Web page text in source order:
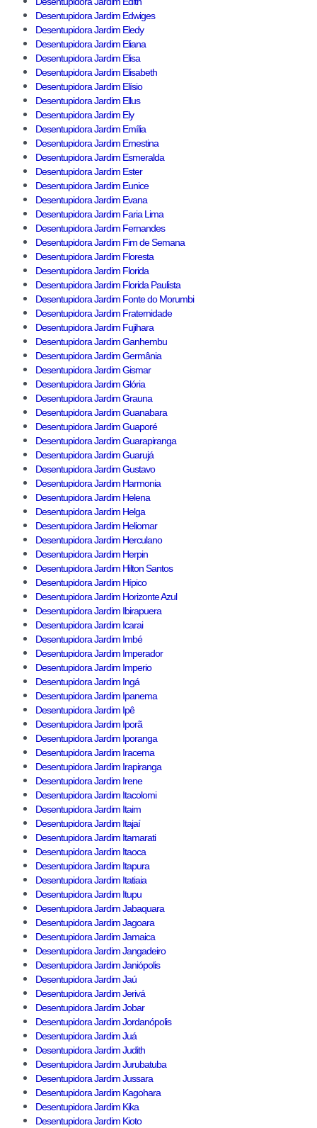
Desentupidora Jardim Edwiges
Desentupidora Jardim Eledy
Desentupidora Jardim Eliana
Desentupidora Jardim Elisa
Desentupidora Jardim Elisabeth
Desentupidora Jardim Elísio
Desentupidora Jardim Ellus
Desentupidora Jardim Ely
Desentupidora Jardim Emília
Desentupidora Jardim Ernestina
Desentupidora Jardim Esmeralda
Desentupidora Jardim Ester
Desentupidora Jardim Eunice
Desentupidora Jardim Evana
Desentupidora Jardim Faria Lima
Desentupidora Jardim Fernandes
Desentupidora Jardim Fim de Semana
Desentupidora Jardim Floresta
Desentupidora Jardim Florida
Desentupidora Jardim Florida Paulista
Desentupidora Jardim Fonte do Morumbi
Desentupidora Jardim Fraternidade
Desentupidora Jardim Fujihara
Desentupidora Jardim Ganhembu
Desentupidora Jardim Germânia
Desentupidora Jardim Gismar
Desentupidora Jardim Glória
Desentupidora Jardim Grauna
Desentupidora Jardim Guanabara
Desentupidora Jardim Guaporé
Desentupidora Jardim Guarapiranga
Desentupidora Jardim Guarujá
Desentupidora Jardim Gustavo
Desentupidora Jardim Harmonia
Desentupidora Jardim Helena
Desentupidora Jardim Helga
Desentupidora Jardim Heliomar
Desentupidora Jardim Herculano
Desentupidora Jardim Herpin
Desentupidora Jardim Hilton Santos
Desentupidora Jardim Hípico
Desentupidora Jardim Horizonte Azul
Desentupidora Jardim Ibirapuera
Desentupidora Jardim Icarai
Desentupidora Jardim Imbé
Desentupidora Jardim Imperador
Desentupidora Jardim Imperio
Desentupidora Jardim Ingá
Desentupidora Jardim Ipanema
Desentupidora Jardim Ipê
Desentupidora Jardim Iporã
Desentupidora Jardim Iporanga
Desentupidora Jardim Iracema
Desentupidora Jardim Irapiranga
Desentupidora Jardim Irene
Desentupidora Jardim Itacolomi
Desentupidora Jardim Itaim
Desentupidora Jardim Itajaí
Desentupidora Jardim Itamarati
Desentupidora Jardim Itaoca
Desentupidora Jardim Itapura
Desentupidora Jardim Itatiaia
Desentupidora Jardim Itupu
Desentupidora Jardim Jabaquara
Desentupidora Jardim Jagoara
Desentupidora Jardim Jamaica
Desentupidora Jardim Jangadeiro
Desentupidora Jardim Janiópolis
Desentupidora Jardim Jaú
Desentupidora Jardim Jerivá
Desentupidora Jardim Jobar
Desentupidora Jardim Jordanópolis
Desentupidora Jardim Juá
Desentupidora Jardim Judith
Desentupidora Jardim Jurubatuba
Desentupidora Jardim Jussara
Desentupidora Jardim Kagohara
Desentupidora Jardim Kika
Desentupidora Jardim Kioto